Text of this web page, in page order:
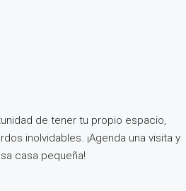
de tener tu propio espacio,
inolvidables. ¡Agenda una visita y
casa pequeña!